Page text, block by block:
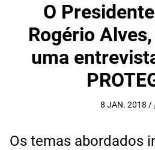
O
Rogério
uma
8 JAN. 2018 /
Os temas abordados